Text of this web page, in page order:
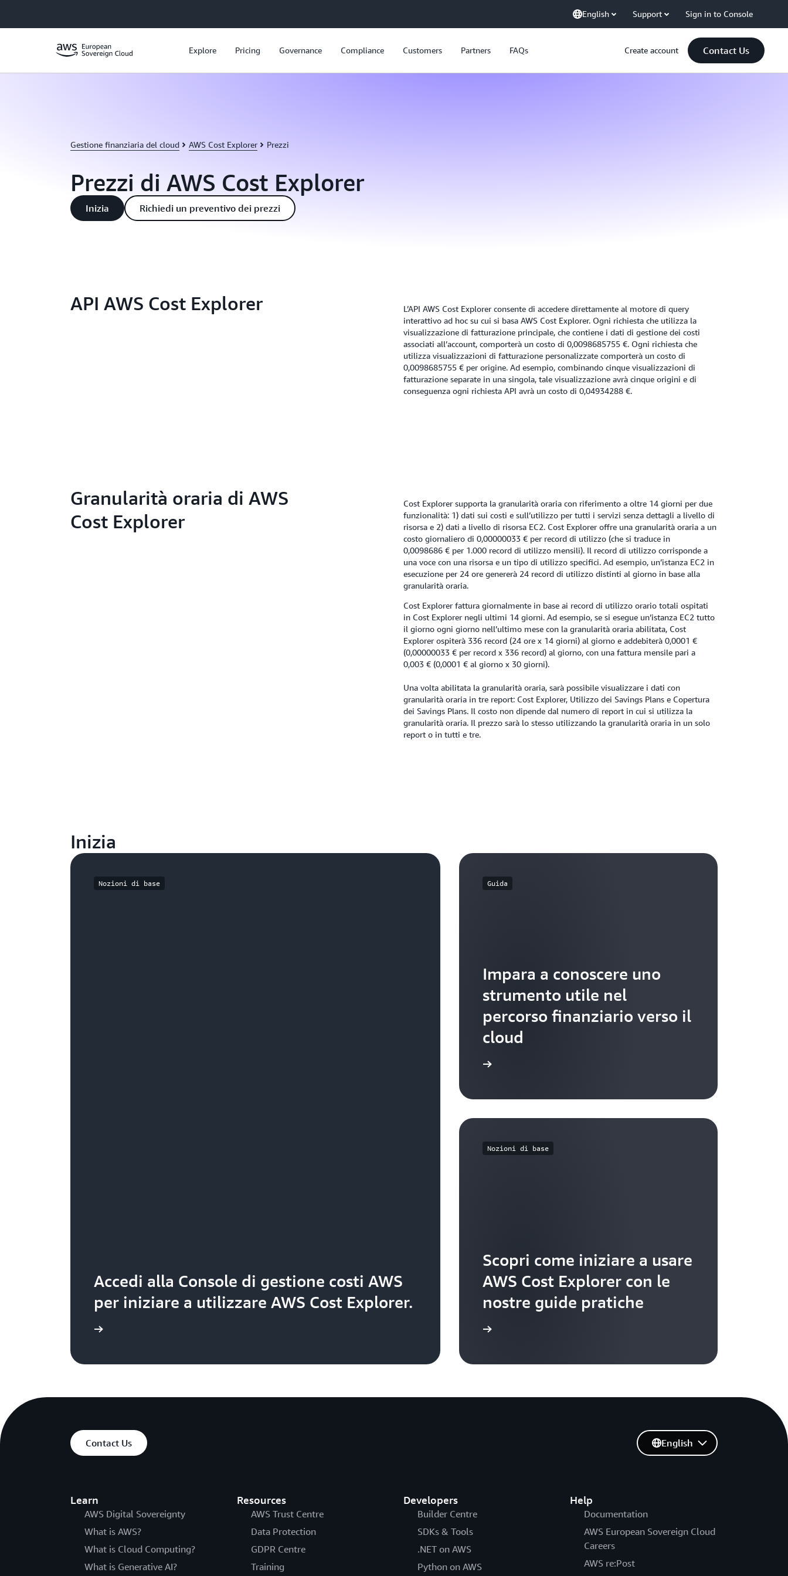
English Support Sign in to Console
Explore Pricing Governance Compliance Customers Partners FAQs Create account Contact Us
Gestione finanziaria del cloud AWS Cost Explorer Prezzi
Prezzi di AWS Cost Explorer
Inizia Richiedi un preventivo dei prezzi
API AWS Cost Explorer
L’API AWS Cost Explorer consente di accedere direttamente al motore di query
interattivo ad hoc su cui si basa AWS Cost Explorer. Ogni richiesta che utilizza la
visualizzazione di fatturazione principale, che contiene i dati di gestione dei costi
associati all’account, comporterà un costo di 0,0098685755 €. Ogni richiesta che
utilizza visualizzazioni di fatturazione personalizzate comporterà un costo di
0,0098685755 € per origine. Ad esempio, combinando cinque visualizzazioni di
fatturazione separate in una singola, tale visualizzazione avrà cinque origini e di
conseguenza ogni richiesta API avrà un costo di 0,04934288 €.
Granularità oraria di AWS
Cost Explorer
Cost Explorer supporta la granularità oraria con riferimento a oltre 14 giorni per due
funzionalità: 1) dati sui costi e sull’utilizzo per tutti i servizi senza dettagli a livello di
risorsa e 2) dati a livello di risorsa EC2. Cost Explorer offre una granularità oraria a un
costo giornaliero di 0,00000033 € per record di utilizzo (che si traduce in
0,0098686 € per 1.000 record di utilizzo mensili). Il record di utilizzo corrisponde a
una voce con una risorsa e un tipo di utilizzo specifici. Ad esempio, un’istanza EC2 in
esecuzione per 24 ore genererà 24 record di utilizzo distinti al giorno in base alla
granularità oraria.
Cost Explorer fattura giornalmente in base ai record di utilizzo orario totali ospitati
in Cost Explorer negli ultimi 14 giorni. Ad esempio, se si esegue un’istanza EC2 tutto
il giorno ogni giorno nell’ultimo mese con la granularità oraria abilitata, Cost
Explorer ospiterà 336 record (24 ore x 14 giorni) al giorno e addebiterà 0,0001 €
(0,00000033 € per record x 336 record) al giorno, con una fattura mensile pari a
0,003 € (0,0001 € al giorno x 30 giorni).
Una volta abilitata la granularità oraria, sarà possibile visualizzare i dati con
granularità oraria in tre report: Cost Explorer, Utilizzo dei Savings Plans e Copertura
dei Savings Plans. Il costo non dipende dal numero di report in cui si utilizza la
granularità oraria. Il prezzo sarà lo stesso utilizzando la granularità oraria in un solo
report o in tutti e tre.
Inizia
Nozioni di base
Accedi alla Console di gestione costi AWS
per iniziare a utilizzare AWS Cost Explorer.
Guida
Impara a conoscere uno
strumento utile nel
percorso finanziario verso il
cloud
Nozioni di base
Scopri come iniziare a usare
AWS Cost Explorer con le
nostre guide pratiche
Contact Us
Learn
AWS Digital Sovereignty
What is AWS?
What is Cloud Computing?
What is Generative AI?
Resources
AWS Trust Centre
Data Protection
GDPR Centre
Training
Developers
Builder Centre
SDKs & Tools
.NET on AWS
Python on AWS
Help
Documentation
AWS European Sovereign Cloud
Careers
AWS re:Post
English